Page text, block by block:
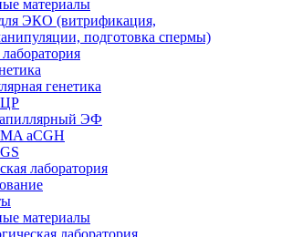
материалы
ЭКО (витрификация,
подготовка спермы)
генетика
ЭФ
aCGH
лаборатория
материалы